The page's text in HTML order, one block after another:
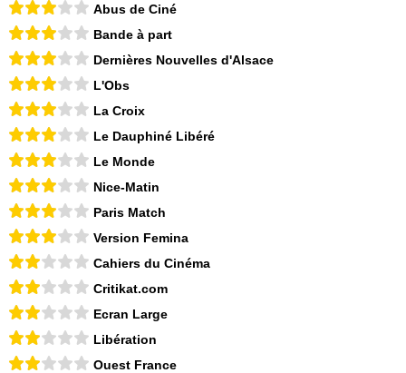
Abus de Ciné
Bande à part
Dernières Nouvelles d'Alsace
L'Obs
La Croix
Le Dauphiné Libéré
Le Monde
Nice-Matin
Paris Match
Version Femina
Cahiers du Cinéma
Critikat.com
Ecran Large
Libération
Ouest France